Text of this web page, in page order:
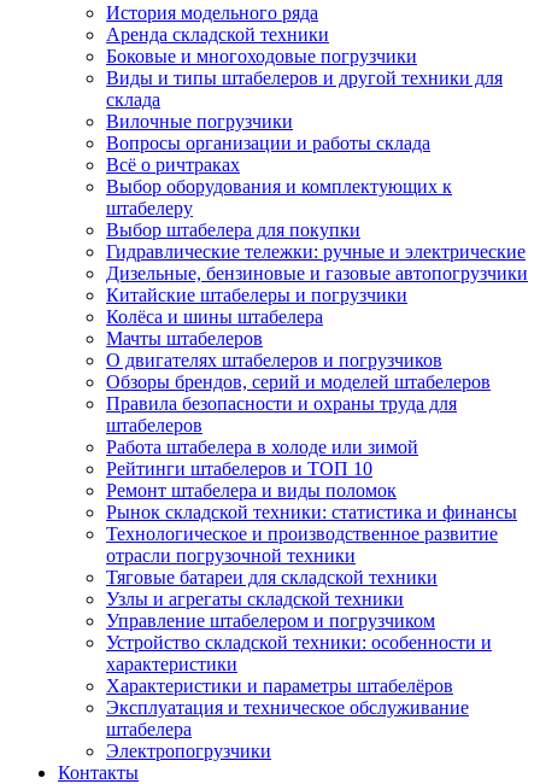
История модельного ряда
Аренда складской техники
Боковые и многоходовые погрузчики
Виды и типы штабелеров и другой техники для
склада
Вилочные погрузчики
Вопросы организации и работы склада
Всё о ричтраках
Выбор оборудования и комплектующих к
штабелеру
Выбор штабелера для покупки
Гидравлические тележки: ручные и электрические
Дизельные, бензиновые и газовые автопогрузчики
Китайские штабелеры и погрузчики
Колёса и шины штабелера
Мачты штабелеров
О двигателях штабелеров и погрузчиков
Обзоры брендов, серий и моделей штабелеров
Правила безопасности и охраны труда для
штабелеров
Работа штабелера в холоде или зимой
Рейтинги штабелеров и ТОП 10
Ремонт штабелера и виды поломок
Рынок складской техники: статистика и финансы
Технологическое и производственное развитие
отрасли погрузочной техники
Тяговые батареи для складской техники
Узлы и агрегаты складской техники
Управление штабелером и погрузчиком
Устройство складской техники: особенности и
характеристики
Характеристики и параметры штабелёров
Эксплуатация и техническое обслуживание
штабелера
Электропогрузчики
Контакты